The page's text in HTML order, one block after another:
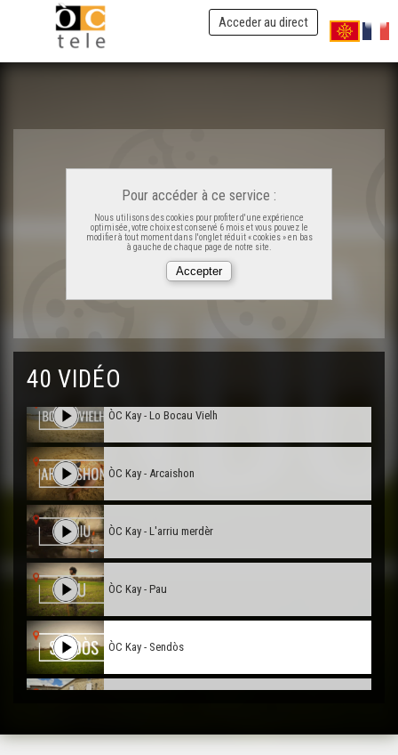
Acceder au direct
Pour accéder à ce service :
Nous utilisons des cookies pour profiter d'une expérience
optimisée, votre choix est conservé 6 mois et vous pouvez le
modifier à tout moment dans l'onglet réduit « cookies » en bas
à gauche de chaque page de notre site.
40 VIDÉO
ÒC Kay - Capberton
ÒC Kay - Lo mascaret
ÒC Kay - Salias-de-Bearn
ÒC Kay - Las Lanas
ÒC Kay - Lo Bocau Vielh
ÒC Kay - Arcaishon
ÒC Kay - L'arriu merdèr
ÒC Kay - Pau
ÒC Kay - Sendòs